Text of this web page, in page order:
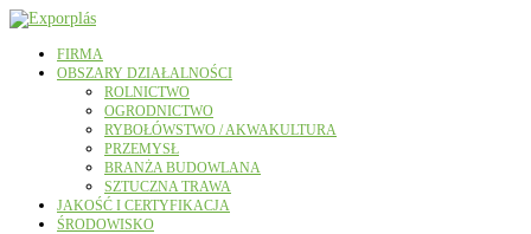
FIRMA
OBSZARY DZIAŁALNOŚCI
ROLNICTWO
OGRODNICTWO
RYBOŁÓWSTWO / AKWAKULTURA
PRZEMYSŁ
BRANŻA BUDOWLANA
SZTUCZNA TRAWA
JAKOŚĆ I CERTYFIKACJA
ŚRODOWISKO